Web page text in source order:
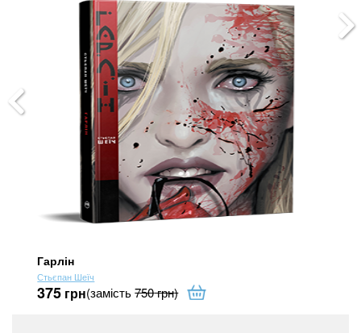
Гарлін
Стьєпан Шеїч
375 грн(замість750грн)